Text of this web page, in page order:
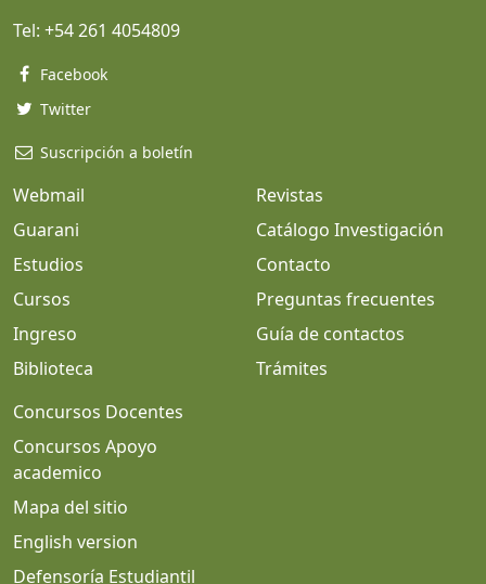
Tel: +54 261 4054809
Facebook
Twitter
Suscripción a boletín
Webmail
Guarani
Estudios
Cursos
Ingreso
Biblioteca
Revistas
Catálogo Investigación
Contacto
Preguntas frecuentes
Guía de contactos
Trámites
Concursos Docentes
Concursos Apoyo
academico
Mapa del sitio
English version
Defensoría Estudiantil